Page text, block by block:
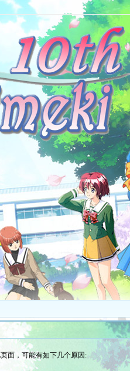
面，可能有如下几个原因: